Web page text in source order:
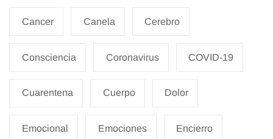
Cancer Canela Cerebro
Consciencia Coronavirus COVID-19
Cuarentena Cuerpo Dolor
Emocional Emociones Encierro